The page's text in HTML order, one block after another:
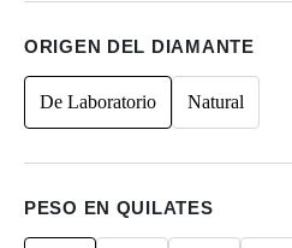
excepcional, y no presentan
ORIGEN DEL DIAMANTE
De Laboratorio Natural
PESO EN QUILATES